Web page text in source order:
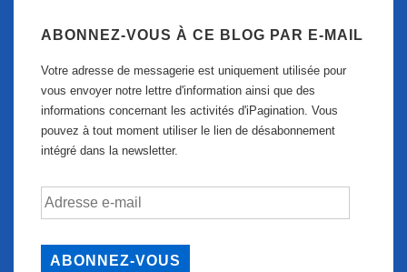
ABONNEZ-VOUS À CE BLOG PAR E-MAIL
Votre adresse de messagerie est uniquement utilisée pour
vous envoyer notre lettre d'information ainsi que des
informations concernant les activités d'iPagination. Vous
pouvez à tout moment utiliser le lien de désabonnement
intégré dans la newsletter.
Adresse
e-
ABONNEZ-VOUS